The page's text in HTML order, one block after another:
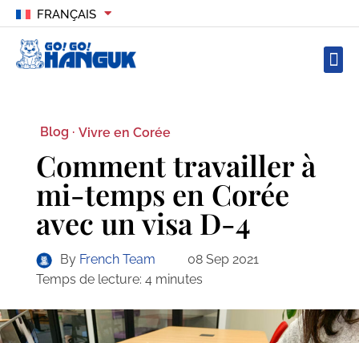
FRANÇAIS
Blog · Vivre en Corée
Comment travailler à
mi-temps en Corée
avec un visa D-4
By French Team
08 Sep 2021
Temps de lecture: 4 minutes